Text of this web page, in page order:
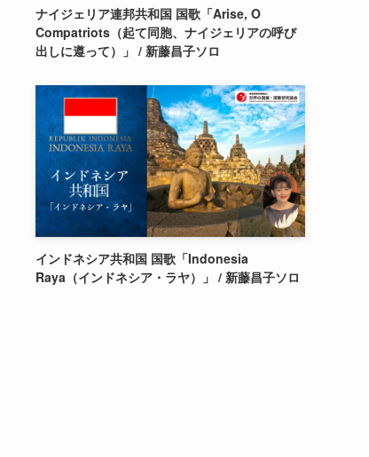
ナイジェリア連邦共和国 国歌「Arise, O
Compatriots（起て同胞、ナイジェリアの呼び
出しに遵って）」 / 新藤昌子ソロ
インドネシア共和国 国歌「Indonesia
Raya（インドネシア・ラヤ）」 / 新藤昌子ソロ